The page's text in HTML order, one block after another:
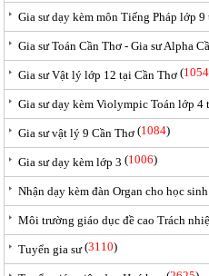
Gia sư dạy kèm môn Tiếng Pháp lớp
Gia sư Toán Cần Thơ - Gia sư Alpha
Gia sư Vật lý lớp 12 tại Cần Thơ (1054
Gia sư dạy kèm Violympic Toán lớp 4
Gia sư vật lý 9 Cần Thơ (1084)
Gia sư dạy kèm lớp 3 (1006)
Nhận dạy kèm đàn Organ cho học
Môi trường giáo dục đề cao Trách
Tuyển gia sư(3110)